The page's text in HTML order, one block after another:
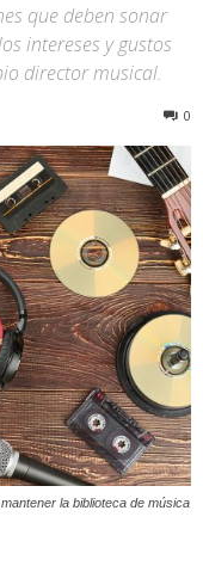
que deben sonar
intereses y gustos
director musical.
0
la biblioteca de música